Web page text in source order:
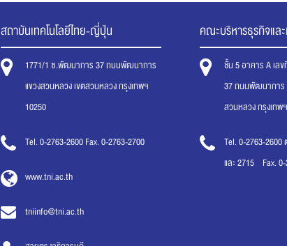
สถาบันเทคโนโลยีไทย-ญี่ปุ่น
1771/1 ซ.พัฒนาการ 37 ถนนพัฒนาการ
แขวงสวนหลวง เขตสวนหลวง กรุงเทพฯ
10250
Tel. 0-2763-2600 Fax. 0-2763-2700
www.tni.ac.th
tniinfo@tni.ac.th
คณะบริหารธุรกิจแล
ชั้น 5 อาคาร A เล
37 ถนนพัฒนาการ
สวนหลวง กรุงเทพ
Tel. 0-2763-2600
และ 2715 Fax.